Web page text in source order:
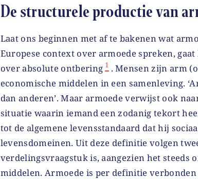
De structurele productie van
Laat ons beginnen met af te bakenen wat
Europese context over armoede spreken,
over absolute ontbering 1 . Mensen zijn arm
economische middelen in een samenleving.
dan anderen’. Maar armoede verwijst ook
situatie waarin iemand een zodanig tekort
tot de algemene levensstandaard dat hij
levensdomeinen. Uit deze definitie volgen
verdelingsvraagstuk is, aangezien het steeds
middelen. Armoede is per definitie